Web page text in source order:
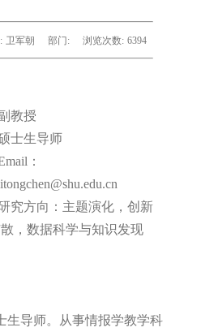
卫军朝 部门: 浏览次数: 6394
教授
士生导师
：
究方向：主题演化，创新
，数据科学与知识发现
生导师。从事情报学教学科